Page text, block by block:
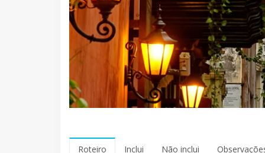
Roteiro Inclui Não inclui